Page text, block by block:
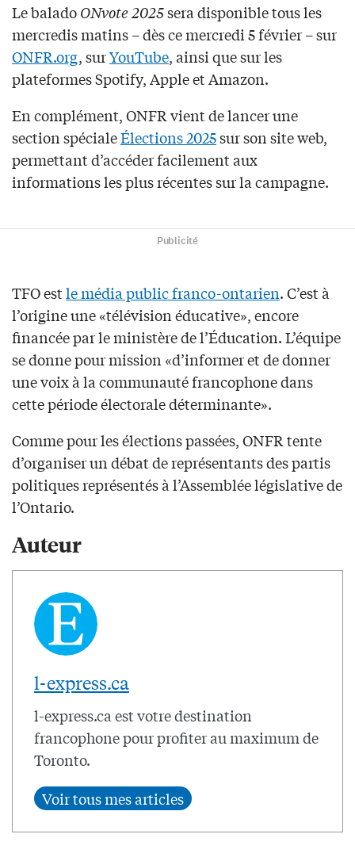
Le baladoONvote 2025sera disponible tous les
mercredis matins – dès ce mercredi 5 février – sur
ONFR.org, surYouTube, ainsi que sur les
plateformes Spotify, Apple et Amazon.
En complément, ONFR vient de lancer une
section spécialeÉlections 2025sur son site web,
permettant d’accéder facilement aux
informations les plus récentes sur la campagne.
Publicité
TFO estle média public franco-ontarien. C’est à
l’origine une «télévision éducative», encore
financée par le ministère de l’Éducation. L’équipe
se donne pour mission «d’informer et de donner
une voix à la communauté francophone dans
cette période électorale déterminante».
Comme pour les élections passées, ONFR tente
d’organiser un débat de représentants des partis
politiques représentés à l’Assemblée législative de
l’Ontario.
Auteur
l-express.ca
l-express.ca est votre destination
francophone pour profiter au maximum de
Toronto.